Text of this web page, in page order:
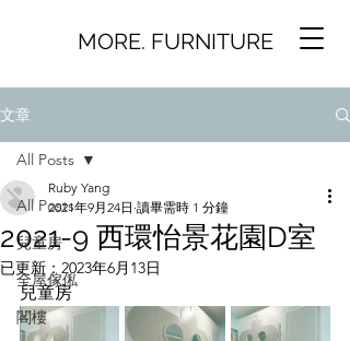
MORE. FURNITURE
文章
All Posts
兒童房
全屋傢俬
閣樓
All Posts
2021-9 西環怡景花園D室
Ruby Yang
2021年9月24日 讀畢需時 1 分鐘
已更新： 2023年6月13日
兒童房